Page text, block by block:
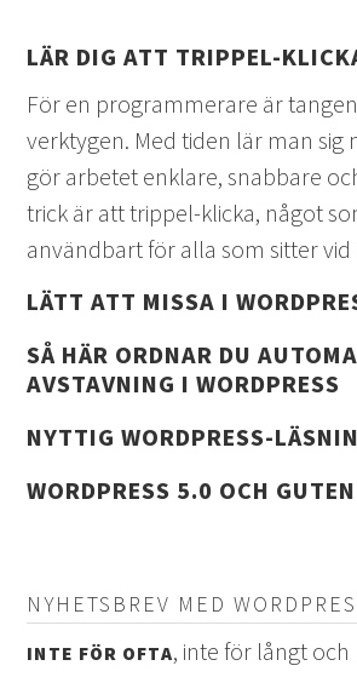
LÄR DIG ATT TRIPPEL-
För en programmerare är
verktygen. Med tiden lär man sig
gör arbetet enklare, snabbare
trick är att trippel-klicka, något
användbart för alla som sitter vid
LÄTT ATT MISSA I
SÅ HÄR ORDNAR DU
AVSTAVNING I WORDPRESS
NYTTIG WORDPRESS-
WORDPRESS 5.0 OCH
NYHETSBREV MED
INTE FÖR OFTA, inte för långt